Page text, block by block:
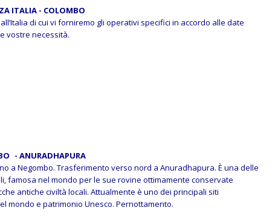
ITALIA - COLOMBO
di cui vi forniremo gli operativi specifici in accordo alle date
vostre necessità.
- ANURADHAPURA
a Negombo. Trasferimento verso nord a Anuradhapura. È una delle
famosa nel mondo per le sue rovine ottimamente conservate
antiche civiltà locali. Attualmente è uno dei principali siti
mondo e patrimonio Unesco. Pernottamento.